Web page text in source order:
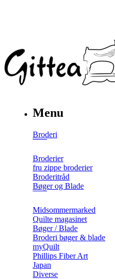
Menu
Broderi
Broderier
fru zippe broderier
Broderitråd
Bøger og Blade
Midsommermarked
Quilte magasinet
Bøger / Blade
Broderi bøger & blade
myQuilt
Phillips Fiber Art
Japan
Diverse